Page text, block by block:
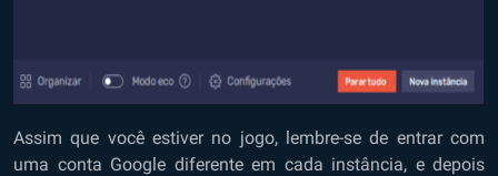
Assim que você estiver no jogo, lembre-se de entrar com
uma conta Google diferente em cada instância, e depois